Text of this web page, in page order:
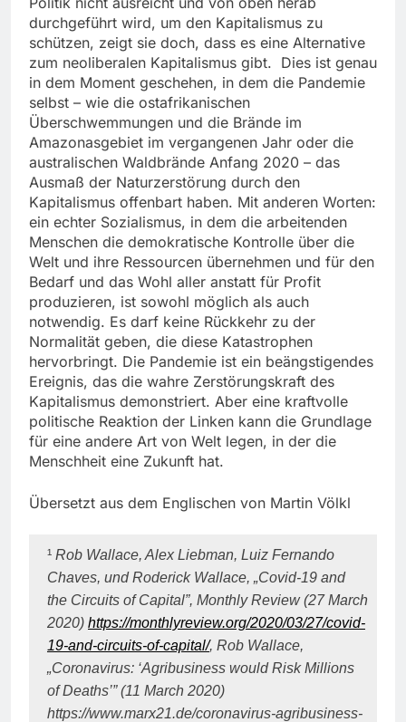
durchgeführt wird, um den Kapitalismus zu
schützen, zeigt sie doch, dass es eine Alternative
zum neoliberalen Kapitalismus gibt. Dies ist genau
in dem Moment geschehen, in dem die Pandemie
selbst – wie die ostafrikanischen
Überschwemmungen und die Brände im
Amazonasgebiet im vergangenen Jahr oder die
australischen Waldbrände Anfang 2020 – das
Ausmaß der Naturzerstörung durch den
Kapitalismus offenbart haben. Mit anderen Worten:
ein echter Sozialismus, in dem die arbeitenden
Menschen die demokratische Kontrolle über die
Welt und ihre Ressourcen übernehmen und für den
Bedarf und das Wohl aller anstatt für Profit
produzieren, ist sowohl möglich als auch
notwendig. Es darf keine Rückkehr zu der
Normalität geben, die diese Katastrophen
hervorbringt. Die Pandemie ist ein beängstigendes
Ereignis, das die wahre Zerstörungskraft des
Kapitalismus demonstriert. Aber eine kraftvolle
politische Reaktion der Linken kann die Grundlage
für eine andere Art von Welt legen, in der die
Menschheit eine Zukunft hat.
Übersetzt aus dem Englischen von Martin Völkl
¹ Rob Wallace, Alex Liebman, Luiz Fernando
Chaves, und Roderick Wallace, „Covid-19 and
the Circuits of Capital”, Monthly Review (27 March
2020) https://monthlyreview.org/2020/03/27/covid-
19-and-circuits-of-capital/, Rob Wallace,
„Coronavirus: ‘Agribusiness would Risk Millions
of Deaths’” (11 March 2020)
https://www.marx21.de/coronavirus-agribusiness-